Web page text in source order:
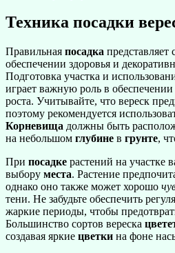
Техника посадки
Правильная посадка представляет
обеспечении здоровья и
Подготовка участка и
играет важную роль в
роста. Учитывайте, что вереск
поэтому рекомендуется
Корневища должны быть
на небольшом глубине в грунте,
При посадке растений на участке
выбору места. Растение
однако оно также может хорошо
тени. Не забудьте обеспечить
жаркие периоды, чтобы
Большинство сортов вереска
создавая яркие цветки на фоне